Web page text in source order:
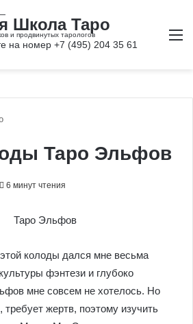
Таро
этой колоды дался мне весьма
фэнтези и глубоко
мне совсем не хотелось. Но